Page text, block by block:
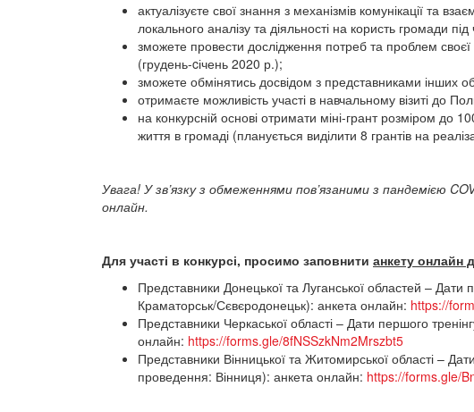
актуалізуєте свої знання з механізмів комунікації та
локального аналізу та діяльності на користь громади
зможете провести дослідження потреб та проблем
(грудень-cічень 2020 р.);
зможете обмінятись досвідом з представниками інших
отримаєте можливість участі в навчальному візиті до
на конкурсній основі отримати міні-грант розміром
життя в громаді (планується виділити 8 грантів на
Увага! У зв’язку з обмеженнями пов’язаними з пандемією
онлайн.
Для участі в конкурсі, просимо заповнити анкету онлайн
Представники Донецької та Луганської областей –
Краматорськ/Сєвєродонецьк): анкета онлайн: https://
Представники Черкаської області – Дати першого
онлайн: https://forms.gle/8fNSSzkNm2Mrszbt5
Представники Вінницької та Житомирської області –
проведення: Вінниця): анкета онлайн: https://forms.gle/